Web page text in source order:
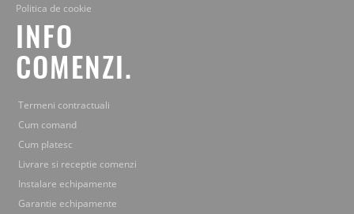
Politica de cookie
INFO
COMENZI.
Termeni contractuali
Cum comand
Cum platesc
Livrare si receptie comenzi
Instalare echipamente
Garantie echipamente